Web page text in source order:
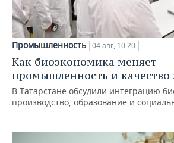
Промышленность 04 авг, 10:20
Как биоэкономика меняет
промышленность и
В Татарстане обсудили интеграцию
производство, образование и